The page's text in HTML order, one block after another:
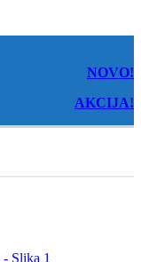
NOVO!
AKCIJA!